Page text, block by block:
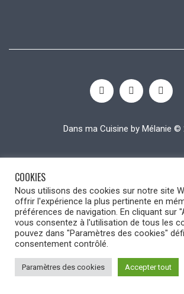
Dans ma Cuisine by Mélanie ©
COOKIES
Nous utilisons des cookies sur notre site
offrir l'expérience la plus pertinente en
préférences de navigation. En cliquant sur
vous consentez à l'utilisation de tous les
pouvez dans "Paramètres des cookies"
consentement contrôlé.
Paramètres des cookies Accepter tout